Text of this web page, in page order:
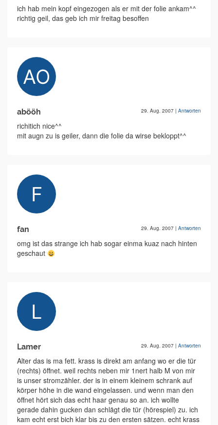
ich hab mein kopf eingezogen als er mit der folie ankam^^
richtig geil, das geb ich mir freitag besoffen
abööh 29. Aug. 2007 | Antworten
richitich nice^^
mit augn zu is geiler, dann die folie da wirse bekloppt^^
fan 29. Aug. 2007 | Antworten
omg ist das strange ich hab sogar einma kuaz nach hinten
geschaut
Lamer 29. Aug. 2007 | Antworten
Alter das is ma fett. krass is direkt am anfang wo er die tür
(rechts) öffnet. weil rechts neben mir 1nert halb M von mir
is unser stromzähler. der is in einem kleinem schrank auf
körper höhe in die wand eingelassen. und wenn man den
öffnet hört sich das echt haar genau so an. ich wollte
gerade dahin gucken dan schlägt die tür (hörespiel) zu. ich
kam echt erst bich klar bis zu den ersten sätzen. echt krass